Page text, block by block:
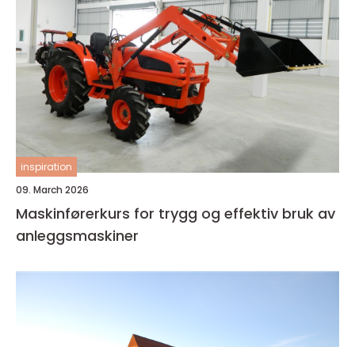
inspiration
09. March 2026
Maskinførerkurs for trygg og effektiv bruk av
anleggsmaskiner